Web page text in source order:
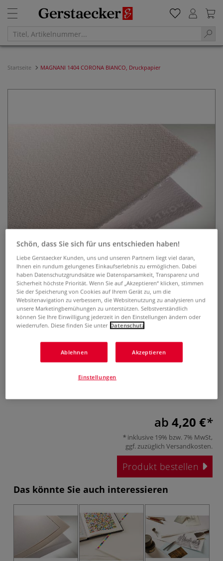
Startseite MAGNANI 1404 CORONA BIANCO, Druckpapier
MAGNANI 1404 CORONA BIANCO,
Druckpapier
0 Bewertungen
MAGNANI CORONA BIANCO ist ideal geeignet für
verschiedene Drucktechniken. Aus 50 % Baumwolle und 50
% Alpha-Zellulose, raue Oberfläche, 400 g/qm. Erhältlich in
ab 4,20 €
inklusive 19% bzw. 7% MwSt,
ggf. zuzüglich Versandkosten.
Produkt bestellen
Das könnte Sie auch interessieren
Schön, dass Sie sich für uns entschieden haben!
Liebe Gerstaecker Kunden, uns und unseren Partnern liegt viel daran,
Ihnen ein rundum gelungenes Einkaufserlebnis zu ermöglichen. Dabei
haben Datenschutzgrundsätze wie Datensparsamkeit, Transparenz und
Sicherheit höchste Priorität. Wenn Sie auf „Akzeptieren“ klicken, stimmen
Sie der Speicherung von Cookies auf Ihrem Gerät zu, um die
Websitenavigation zu verbessern, die Websitenutzung zu analysieren und
unsere Marketingbemühungen zu unterstützen. Selbstverständlich
können Sie Ihre Einwilligung jederzeit in den Einstellungen ändern oder
wiederrufen. Diese finden Sie unter Datenschutz
Ablehnen Akzeptieren
Einstellungen